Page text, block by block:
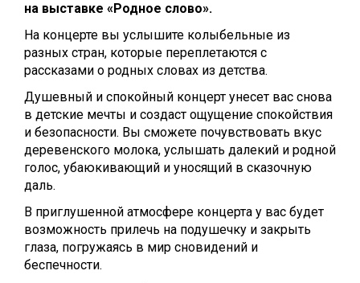
на выставке «Родное слово».
На концерте вы услышите колыбельные из
разных стран, которые переплетаются с
рассказами о родных словах из детства.
Душевный и спокойный концерт унесет вас снова
в детские мечты и создаст ощущение спокойствия
и безопасности. Вы сможете почувствовать вкус
деревенского молока, услышать далекий и родной
голос, убаюкивающий и уносящий в сказочную
даль.
В приглушенной атмосфере концерта у вас будет
возможность прилечь на подушечку и закрыть
глаза, погружаясь в мир сновидений и
беспечности.